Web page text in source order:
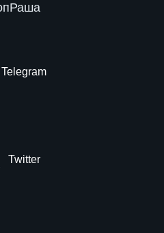
Telegram
Twitter